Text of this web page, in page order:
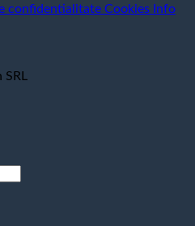
confidentialitate Cookies Info